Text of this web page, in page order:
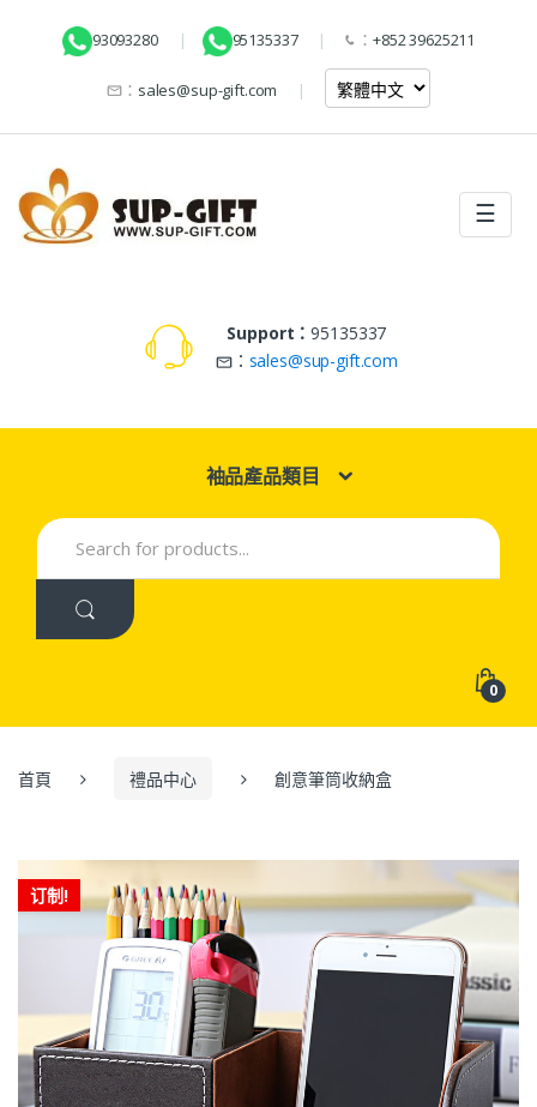
93093280 95135337 ： +852 39625211
： sales@sup-gift.com
☰
Support：95135337
： sales@sup-gift.com
袖品產品類目
Search
for:
0
首頁 禮品中心 創意筆筒收納盒
订制!